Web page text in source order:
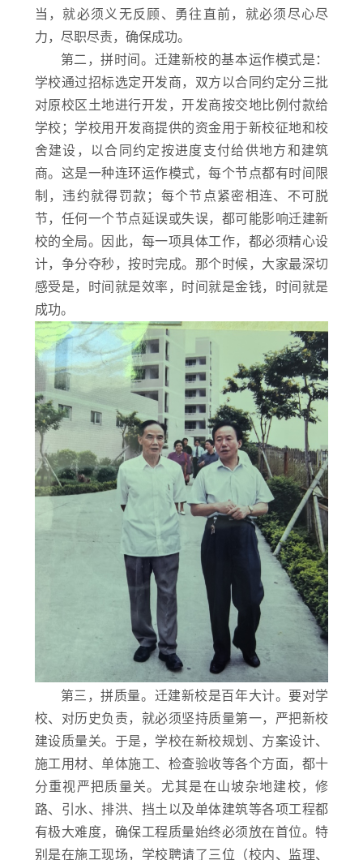
当，就必须义无反顾、勇往直前，就必须尽心尽
力，尽职尽责，确保成功。
第二，拼时间。迁建新校的基本运作模式是：
学校通过招标选定开发商，双方以合同约定分三批
对原校区土地进行开发，开发商按交地比例付款给
学校；学校用开发商提供的资金用于新校征地和校
舍建设，以合同约定按进度支付给供地方和建筑
商。这是一种连环运作模式，每个节点都有时间限
制，违约就得罚款；每个节点紧密相连、不可脱
节，任何一个节点延误或失误，都可能影响迁建新
校的全局。因此，每一项具体工作，都必须精心设
计，争分夺秒，按时完成。那个时候，大家最深切
感受是，时间就是效率，时间就是金钱，时间就是
成功。
第三，拼质量。迁建新校是百年大计。要对学
校、对历史负责，就必须坚持质量第一，严把新校
建设质量关。于是，学校在新校规划、方案设计、
施工用材、单体施工、检查验收等各个方面，都十
分重视严把质量关。尤其是在山坡杂地建校，修
路、引水、排洪、挡土以及单体建筑等各项工程都
有极大难度，确保工程质量始终必须放在首位。特
别是在施工现场，学校聘请了三位（校内、监理、